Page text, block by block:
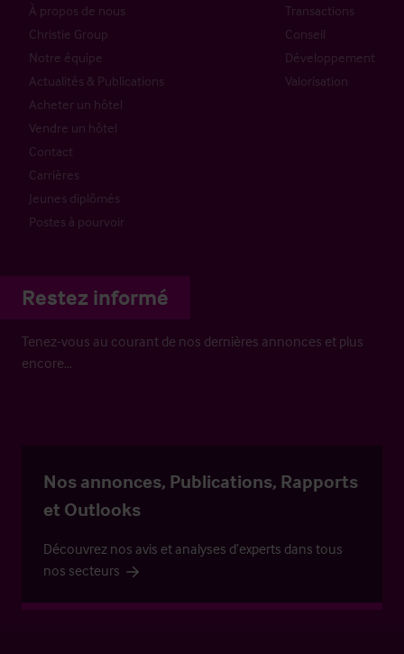
À propos de nous
Christie Group
Notre équipe
Actualités & Publications
Acheter un hôtel
Vendre un hôtel
Contact
Carrières
Jeunes diplômés
Postes à pourvoir
Transactions
Conseil
Développement
Valorisation
Restez informé
Tenez-vous au courant de nos dernières annonces et plus
encore…
Nos annonces, Publications, Rapports
et Outlooks
Découvrez nos avis et analyses d’experts dans tous
nos secteurs